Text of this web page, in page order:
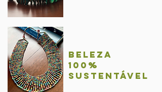
BelezA
100%
sustentável